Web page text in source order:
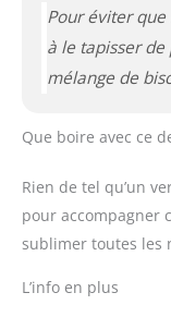
Pour éviter
à le tapisser
mélange de
Que boire avec ce
Rien de tel qu’un
pour accompagner
sublimer toutes les
L’info en plus